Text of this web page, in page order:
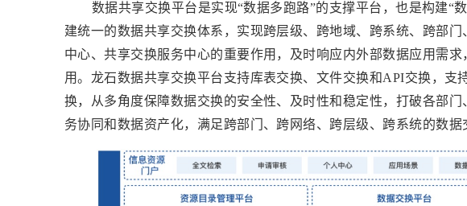
数据共享交换平台是实现“数据多跑路”的支撑平台，也是构建“
建统一的数据共享交换体系，实现跨层级、跨地域、跨系统、跨部
中心、共享交换服务中心的重要作用，及时响应内外部数据应用需
用。龙石数据共享交换平台支持库表交换、文件交换和API交换，支
换，从多角度保障数据交换的安全性、及时性和稳定性，打破各部
务协同和数据资产化，满足跨部门、跨网络、跨层级、跨系统的数据